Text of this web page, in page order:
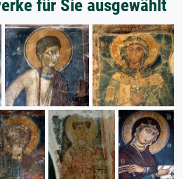
für Sie ausgewählt